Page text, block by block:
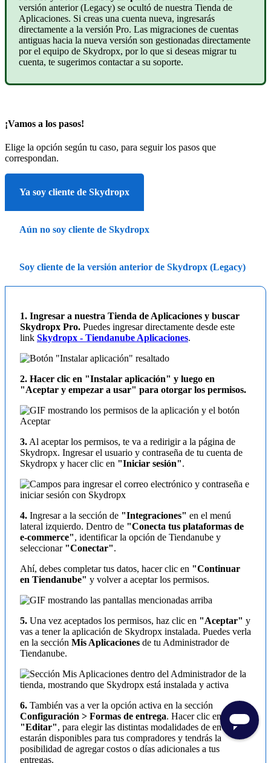
versión anterior (Legacy) se ocultó de nuestra Tienda de
Aplicaciones. Si creas una cuenta nueva, ingresarás
directamente a la versión Pro. Las migraciones de cuentas
antiguas hacia la nueva versión son gestionadas directamente
por el equipo de Skydropx, por lo que si deseas migrar tu
cuenta, te sugerimos contactar a su soporte.
¡Vamos a los pasos!
Elige la opción según tu caso, para seguir los pasos que
correspondan.
Ya soy cliente de Skydropx
Aún no soy cliente de Skydropx
Soy cliente de la versión anterior de Skydropx (Legacy)
1. Ingresar a nuestra Tienda de Aplicaciones y buscar
Skydropx Pro. Puedes ingresar directamente desde este
link Skydropx - Tiendanube Aplicaciones.
2. Hacer clic en "Instalar aplicación" y luego en
"Aceptar y empezar a usar" para otorgar los permisos.
3.Al aceptar los permisos, te va a redirigir a la página de
Skydropx. Ingresar el usuario y contraseña de tu cuenta de
Skydropx y hacer clic en "Iniciar sesión".
4. Ingresar a la sección de "Integraciones" en el menú
lateral izquierdo. Dentro de "Conecta tus plataformas de
e-commerce", identificar la opción de Tiendanube y
seleccionar "Conectar".
Ahí, debes completar tus datos, hacer clic en "Continuar
en Tiendanube" y volver a aceptar los permisos.
5. Una vez aceptados los permisos, haz clic en "Aceptar" y
vas a tener la aplicación de Skydropx instalada. Puedes verla
en la sección Mis Aplicaciones de tu Administrador de
Tiendanube.
6. También vas a ver la opción activa en la sección
Configuración > Formas de entrega. Hacer clic en
"Editar", para elegir las distintas modalidades de envío que
estarán disponibles para tus compradores y tendrás la
posibilidad de agregar costos o días adicionales a tus
entregas.